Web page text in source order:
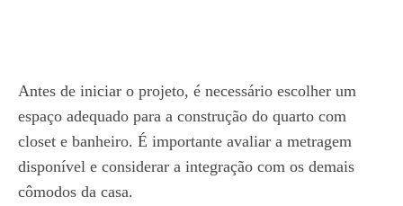
Antes de iniciar o projeto, é necessário escolher um
espaço adequado para a construção do quarto com
closet e banheiro. É importante avaliar a metragem
disponível e considerar a integração com os demais
cômodos da casa.